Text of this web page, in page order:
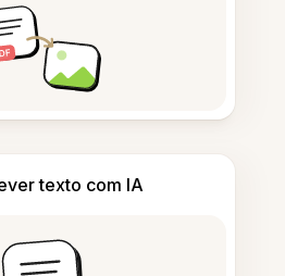
texto com IA